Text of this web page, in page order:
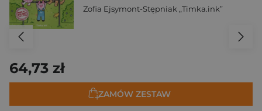
Zofia Ejsymont-Stępniak „Timka.ink”
64,73 zł
ZAMÓW ZESTAW